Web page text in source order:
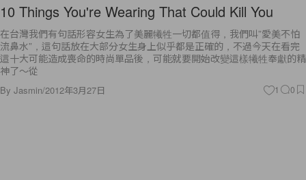
10 Things You're Wearing That Could Kill You
在台灣我們有句話形容女生為了美麗犧牲一切都值得，我們叫”愛美不怕
流鼻水”，這句話放在大部分女生身上似乎都是正確的，不過今天在看完
這十大可能造成喪命的時尚單品後，可能就要開始改變這樣犧牲奉獻的精
神了～從
By Jasmin/2012年3月27日 1 0